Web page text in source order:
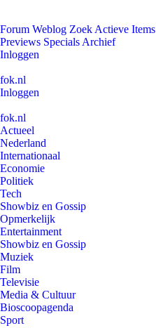
Forum Weblog Zoek Actieve Items
Previews Specials Archief
Inloggen
fok.nl
Inloggen
fok.nl
Actueel
Nederland
Internationaal
Economie
Politiek
Tech
Showbiz en Gossip
Opmerkelijk
Entertainment
Showbiz en Gossip
Muziek
Film
Televisie
Media & Cultuur
Bioscoopagenda
Sport